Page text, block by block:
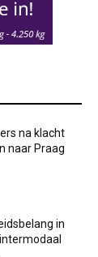
na klacht
naar Praag
in